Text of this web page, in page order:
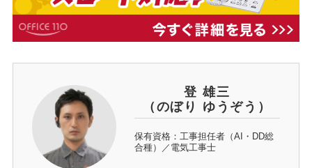
登 雄三
（のぼり ゆうぞう）
保有資格：工事担任者（AI・DD総
合種）／電気工事士